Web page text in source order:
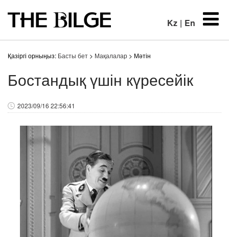
Kz | En
Қазіргі орныңыз: Басты бет > Мақалалар > Мәтін
Бостандық үшін күресейік
2023/09/16 22:56:41